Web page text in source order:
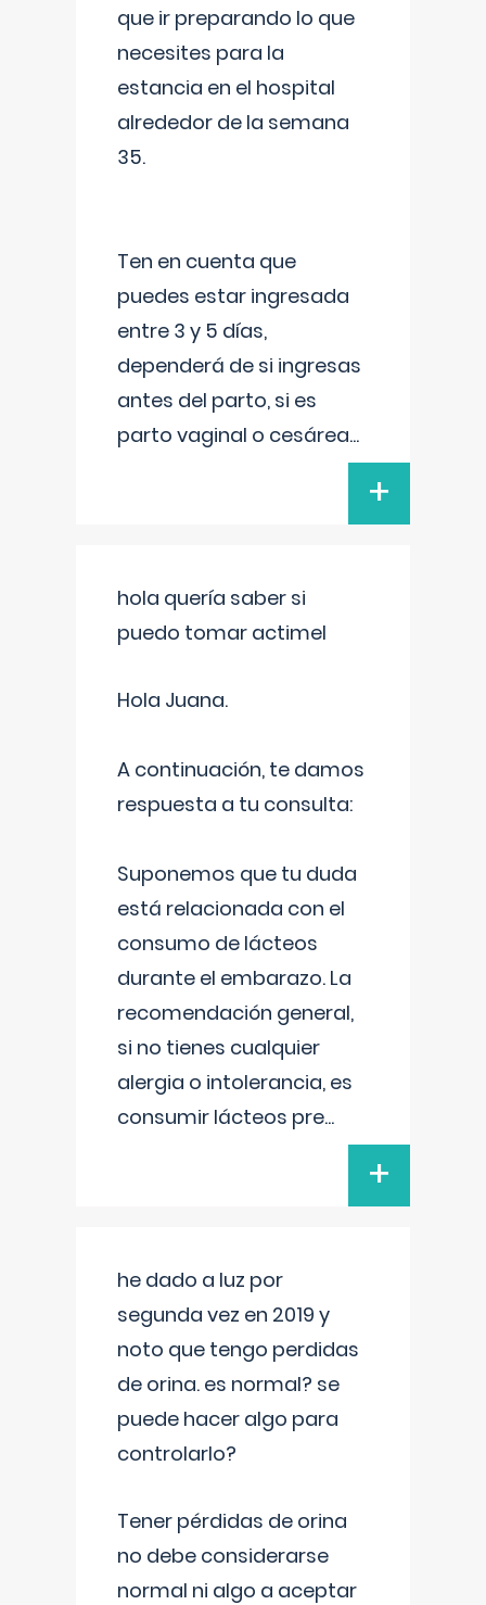
que ir preparando lo que
necesites para la
estancia en el hospital
alrededor de la semana
35.
Ten en cuenta que
puedes estar ingresada
entre 3 y 5 días,
dependerá de si ingresas
antes del parto, si es
parto vaginal o cesárea...
+
hola quería saber si
puedo tomar actimel
Hola Juana.
A continuación, te damos
respuesta a tu consulta:
Suponemos que tu duda
está relacionada con el
consumo de lácteos
durante el embarazo. La
recomendación general,
si no tienes cualquier
alergia o intolerancia, es
consumir lácteos pre...
+
he dado a luz por
segunda vez en 2019 y
noto que tengo perdidas
de orina. es normal? se
puede hacer algo para
controlarlo?
Tener pérdidas de orina
no debe considerarse
normal ni algo a aceptar